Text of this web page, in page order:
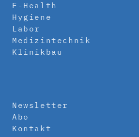
E-Health
Hygiene
Labor
Medizintechnik
Klinikbau
Newsletter
Abo
Kontakt